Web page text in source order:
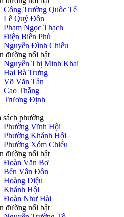
Công Trường Quốc Tế
Lê Quý Đôn
Phạm Ngọc Thạch
Điện Biên Phủ
Nguyễn Đình Chiểu
đường nổi bật
Nguyễn Thị Minh Khai
Hai Bà Trưng
Võ Văn Tần
Cao Thắng
Trương Định
sách phường
Phường Vĩnh Hội
Phường Khánh Hội
Phường Xóm Chiếu
đường nổi bật
Đoàn Văn Bơ
Bến Vân Đồn
Hoàng Diệu
Khánh Hội
Đoàn Như Hài
đường nổi bật